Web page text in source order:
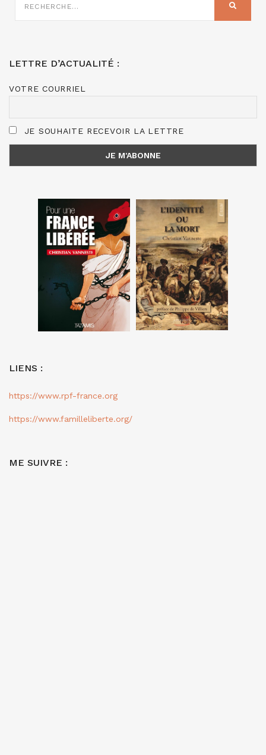
SUR
LETTRE D’ACTUALITÉ :
VOTRE COURRIEL
JE SOUHAITE RECEVOIR LA LETTRE
LIENS :
https://www.rpf-france.org
https://www.familleliberte.org/
ME SUIVRE :